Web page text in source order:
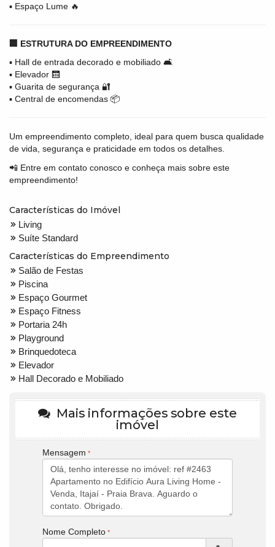
▪️ Espaço Lume 🔥
🏢 ESTRUTURA DO EMPREENDIMENTO
▪️ Hall de entrada decorado e mobiliado 🛋️
▪️ Elevador 🛗
▪️ Guarita de segurança 🔐
▪️ Central de encomendas 📦
Um empreendimento completo, ideal para quem busca qualidade
de vida, segurança e praticidade em todos os detalhes.
📲 Entre em contato conosco e conheça mais sobre este
empreendimento!
Características do Imóvel
Living
Suíte Standard
Características do Empreendimento
Salão de Festas
Piscina
Espaço Gourmet
Espaço Fitness
Portaria 24h
Playground
Brinquedoteca
Elevador
Hall Decorado e Mobiliado
Mais informações sobre este
imóvel
Mensagem
Nome Completo